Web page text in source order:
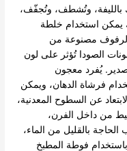
وتُشطف، وتُجفّف،
يمكن استخدام خلطة
الرفوف مصنوعة من
الصودا تُؤثر على لون
يُفرد معجون
فرشاة الدهان، ويمكن
عن السطوح المعدنية،
من داخل الفرن،
بالقليل من الماء،
فوطة المطبخ